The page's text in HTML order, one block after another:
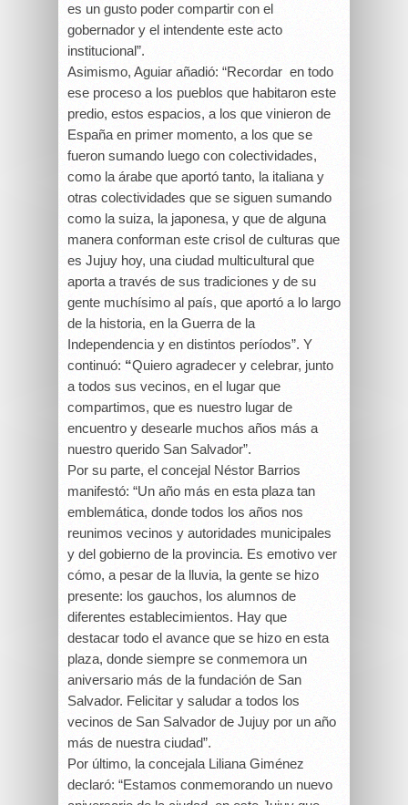
es un gusto poder compartir con el
gobernador y el intendente este acto
institucional”.
Asimismo, Aguiar añadió: “Recordar en todo
ese proceso a los pueblos que habitaron este
predio, estos espacios, a los que vinieron de
España en primer momento, a los que se
fueron sumando luego con colectividades,
como la árabe que aportó tanto, la italiana y
otras colectividades que se siguen sumando
como la suiza, la japonesa, y que de alguna
manera conforman este crisol de culturas que
es Jujuy hoy, una ciudad multicultural que
aporta a través de sus tradiciones y de su
gente muchísimo al país, que aportó a lo largo
de la historia, en la Guerra de la
Independencia y en distintos períodos”. Y
continuó: “Quiero agradecer y celebrar, junto
a todos sus vecinos, en el lugar que
compartimos, que es nuestro lugar de
encuentro y desearle muchos años más a
nuestro querido San Salvador”.
Por su parte, el concejal Néstor Barrios
manifestó: “Un año más en esta plaza tan
emblemática, donde todos los años nos
reunimos vecinos y autoridades municipales
y del gobierno de la provincia. Es emotivo ver
cómo, a pesar de la lluvia, la gente se hizo
presente: los gauchos, los alumnos de
diferentes establecimientos. Hay que
destacar todo el avance que se hizo en esta
plaza, donde siempre se conmemora un
aniversario más de la fundación de San
Salvador. Felicitar y saludar a todos los
vecinos de San Salvador de Jujuy por un año
más de nuestra ciudad”.
Por último, la concejala Liliana Giménez
declaró: “Estamos conmemorando un nuevo